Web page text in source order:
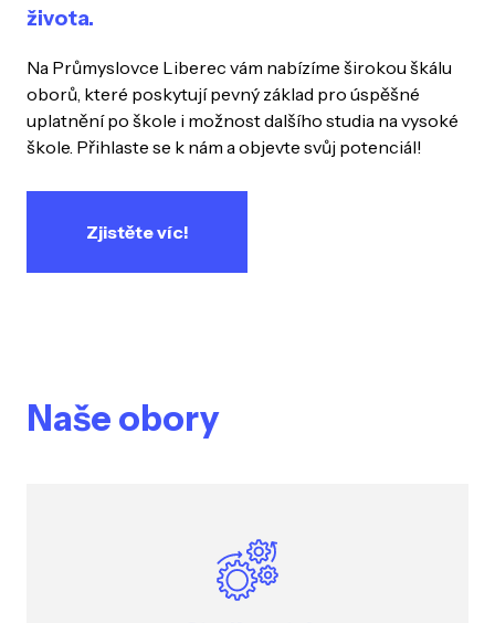
života.
Na Průmyslovce Liberec vám nabízíme širokou škálu
oborů, které poskytují pevný základ pro úspěšné
uplatnění po škole i možnost dalšího studia na vysoké
škole. Přihlaste se k nám a objevte svůj potenciál!
Zjistěte víc!
Naše obory